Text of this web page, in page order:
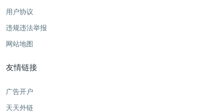
用户协议
违规违法举报
网站地图
友情链接
广告开户
天天外链